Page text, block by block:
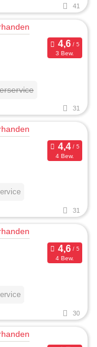
41
3 Bew.
31
4 Bew.
31
4 Bew.
30